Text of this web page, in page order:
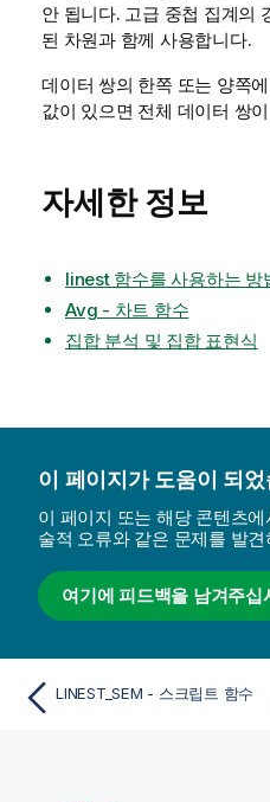
안 됩니다. 고급 중첩 집계의
된 차원과 함께 사용합니다.
데이터 쌍의 한쪽 또는 양쪽
값이 있으면 전체 데이터 쌍
자세한 정보
linest 함수를 사용하는 방
Avg - 차트 함수
집합 분석 및 집합 표현식
이 페이지가 도움이 되
이 페이지 또는 해당 콘텐츠
술적 오류와 같은 문제를 발
여기에 피드백을 남겨주십
LINEST_SEM - 스크립트 함수